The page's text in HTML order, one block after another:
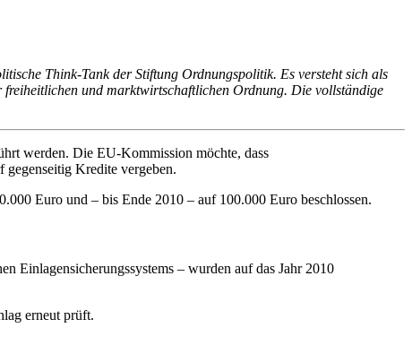
Think-Tank der Stiftung Ordnungspolitik. Es versteht sich als
und marktwirtschaftlichen Ordnung. Die vollständige
werden. Die EU-Kommission möchte, dass
gegenseitig Kredite vergeben.
Euro und – bis Ende 2010 – auf 100.000 Euro beschlossen.
Einlagensicherungssystems – wurden auf das Jahr 2010
erneut prüft.